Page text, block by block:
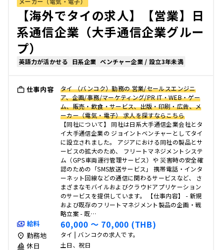
【海外でタイの求人】【営業】日
系通信企業（大手通信企業グルー
プ）
英語力が活かせる 日系企業 ベンチャー企業 / 設立3年未満
仕事内容
タイ （バンコク）勤務の 営業/セールスエンジニ
ア、企画/事務/マーケティング/PR IT・WEB・ゲー
ム、販売・飲食・サービス、出版・印刷・広告、メ
ーカー（電気・電子） 求人を探すならこちら
【同社について】 同社は日系大手通信企業会社とタ
イ大手通信企業の ジョイントベンチャーとしてタイ
に設立されました。 アジアにおける同社の製品とサ
ービスの拡大のため、 フリートマネジメントシステ
ム（GPS車両運行管理サービス）や 災害時の安全確
認のための「SMS放送サービス」 携帯電話・インタ
ーネット回線などの通信に関わるサービスなど、 さ
まざまなモバイルおよびクラウドアプリケーション
のサービスを提供しています。 【仕事内容】 - 新規
および既存のフリートマネジメント製品の企画・戦
略立案 - 既…
給料 60,000 〜 70,000 (THB)
勤務地 タイ | バンコクの求人です。
休日 土日、祝日